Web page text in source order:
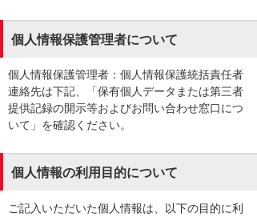
個人情報保護管理者について
個人情報保護管理者：個人情報保護統括責任者
連絡先は下記、「保有個人データまたは第三者
提供記録の開示等およびお問い合わせ窓口につ
いて」を確認ください。
個人情報の利用目的について
ご記入いただいた個人情報は、以下の目的に利